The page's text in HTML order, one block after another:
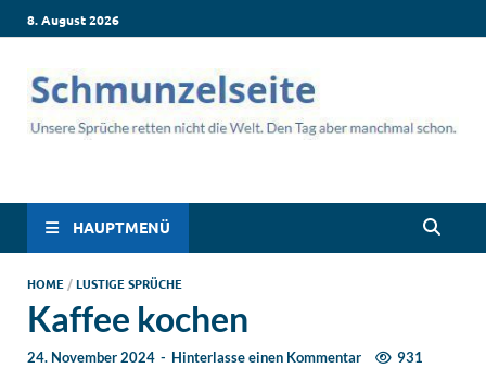
8. August 2026
Schmunzelseite –
Coole lustige Sprüche
für intensives
Schmunzeln
für jede Situation: Leben, Job, Liebe, Geburtstag & mehr. Lachen
ist hier garantiert!
HAUPTMENÜ
HOME /LUSTIGE SPRÜCHE
Kaffee kochen
24. November 2024 - Hinterlasse einen Kommentar 931